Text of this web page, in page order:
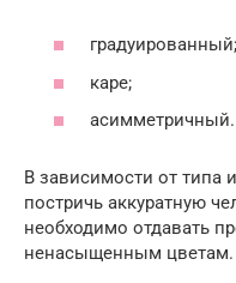
градуированный;
каре;
асимметричный.
В зависимости от типа
постричь аккуратную
необходимо отдавать
ненасыщенным цветам.